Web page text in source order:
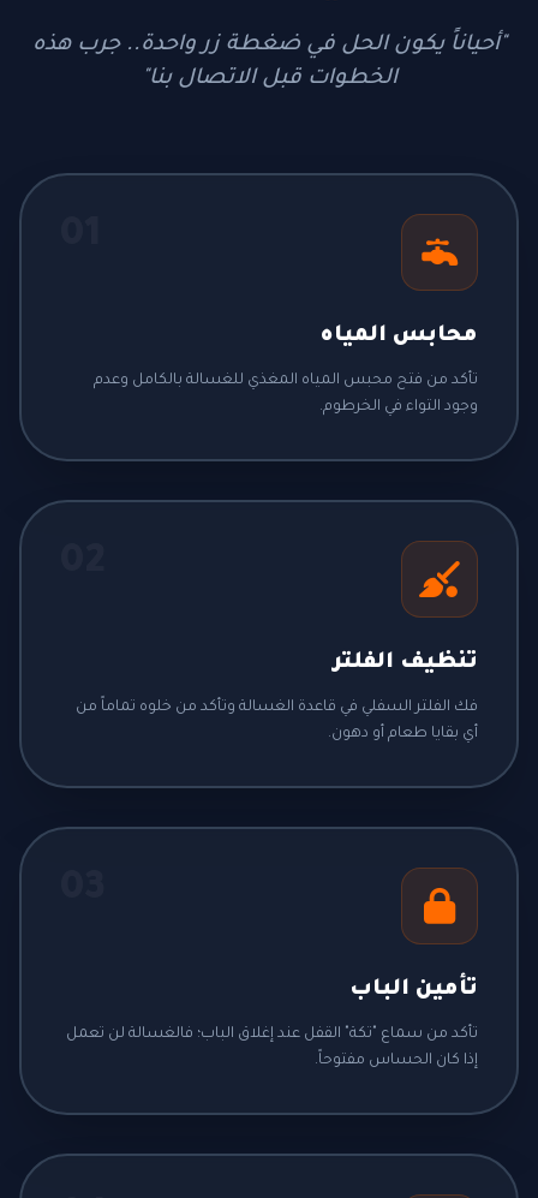
"أحياناً يكون الحل في ضغطة زر واحدة.. جرب هذه
الخطوات قبل الاتصال بنا"
محابس المياه
تأكد من فتح محبس المياه المغذي للغسالة بالكامل وعدم
وجود التواء في الخرطوم.
تنظيف الفلتر
فك الفلتر السفلي في قاعدة الغسالة وتأكد من خلوه تماماً من
أي بقايا طعام أو دهون.
تأمين الباب
تأكد من سماع "تكة" القفل عند إغلاق الباب؛ فالغسالة لن تعمل
إذا كان الحساس مفتوحاً.